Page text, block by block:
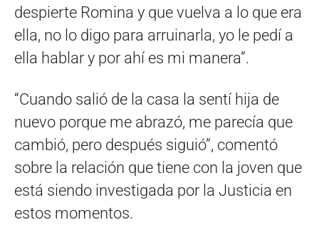
despierte Romina y que vuelva a lo que era
ella, no lo digo para arruinarla, yo le pedí a
ella hablar y por ahí es mi manera”.
“Cuando salió de la casa la sentí hija de
nuevo porque me abrazó, me parecía que
cambió, pero después siguió”, comentó
sobre la relación que tiene con la joven que
está siendo investigada por la Justicia en
estos momentos.